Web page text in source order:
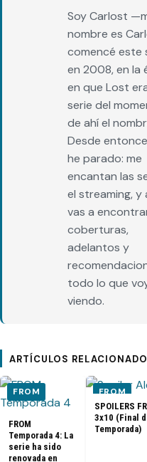
Soy Carlost
nombre es
comencé este
en 2008, en la
en que Lost
serie del
de ahí el
Desde
he parado: me
encantan las
el streaming, y
vas a
coberturas,
adelantos y
todo lo que
viendo.
ARTÍCULOS
FROM
FROM
Temporada 4: La
serie ha sido
renovada en
FROM
SPOILERS
3x10 (Final
Temporada)